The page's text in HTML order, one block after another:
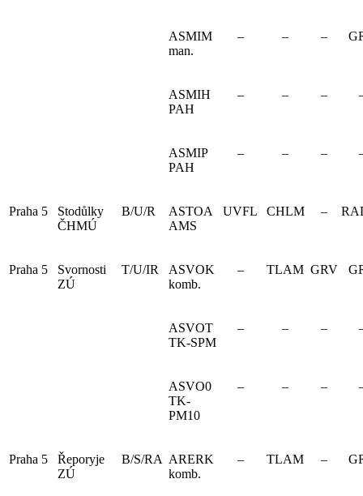
ASMIM
man.
– – –
ASMIH
PAH
– – –
ASMIP
PAH
– – –
Praha 5
Stodůlky
ČHMÚ
B/U/R
ASTOA
AMS
UVFL CHLM –
Praha 5
Svornosti
ZÚ
T/U/IR
ASVOK
komb.
– TLAM GRV
ASVOT
TK-SPM
– – –
ASVO0
TK-
PM10
– – –
Praha 5
Řeporyje
ZÚ
B/S/RA ARERK
komb.
– TLAM –